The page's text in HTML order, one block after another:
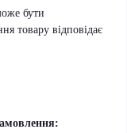
бути
товару відповідає